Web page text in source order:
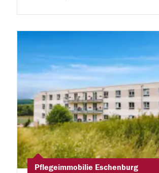
Pflegeimmobilie Eschenburg